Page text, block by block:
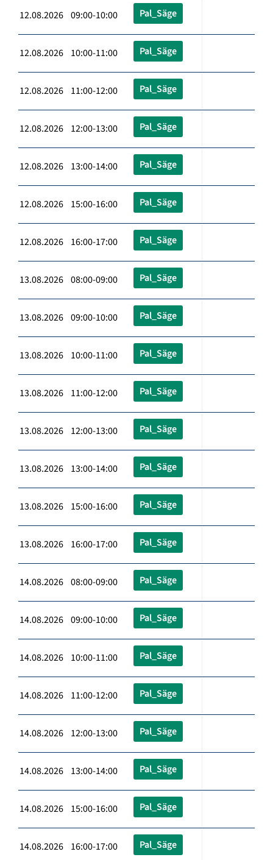
12.08.2026 09:00-10:00 Pal_Säge
12.08.2026 10:00-11:00 Pal_Säge
12.08.2026 11:00-12:00 Pal_Säge
12.08.2026 12:00-13:00 Pal_Säge
12.08.2026 13:00-14:00 Pal_Säge
12.08.2026 15:00-16:00 Pal_Säge
12.08.2026 16:00-17:00 Pal_Säge
13.08.2026 08:00-09:00 Pal_Säge
13.08.2026 09:00-10:00 Pal_Säge
13.08.2026 10:00-11:00 Pal_Säge
13.08.2026 11:00-12:00 Pal_Säge
13.08.2026 12:00-13:00 Pal_Säge
13.08.2026 13:00-14:00 Pal_Säge
13.08.2026 15:00-16:00 Pal_Säge
13.08.2026 16:00-17:00 Pal_Säge
14.08.2026 08:00-09:00 Pal_Säge
14.08.2026 09:00-10:00 Pal_Säge
14.08.2026 10:00-11:00 Pal_Säge
14.08.2026 11:00-12:00 Pal_Säge
14.08.2026 12:00-13:00 Pal_Säge
14.08.2026 13:00-14:00 Pal_Säge
14.08.2026 15:00-16:00 Pal_Säge
14.08.2026 16:00-17:00 Pal_Säge